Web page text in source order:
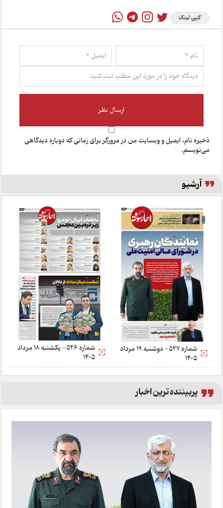
کپی لینک
ذخیره نام، ایمیل و وبسایت من در مرورگر برای زمانی که دوباره دیدگاهی
می‌نویسم.
آرشیو
شماره 527- دوشنبه 19 مرداد
1405
شماره 526- یکشنبه 18 مرداد
1405
پربیننده ترین اخبار